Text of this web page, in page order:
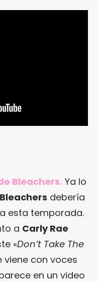
de Bleachers. Ya lo
Bleachers debería
esta temporada.
a Carly Rae
«Don’t Take The
viene con voces
en un video